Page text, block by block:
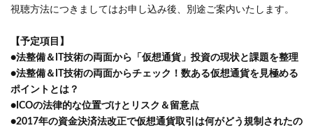
視聴方法につきましてはお申し込み後、別途ご案内いたします。
【予定項目】
●法整備＆IT技術の両面から「仮想通貨」投資の現状と課題を整理
●法整備＆IT技術の両面からチェック！数ある仮想通貨を見極める
ポイントとは？
●ICOの法律的な位置づけとリスク＆留意点
●2017年の資金決済法改正で仮想通貨取引は何がどう規制されたの